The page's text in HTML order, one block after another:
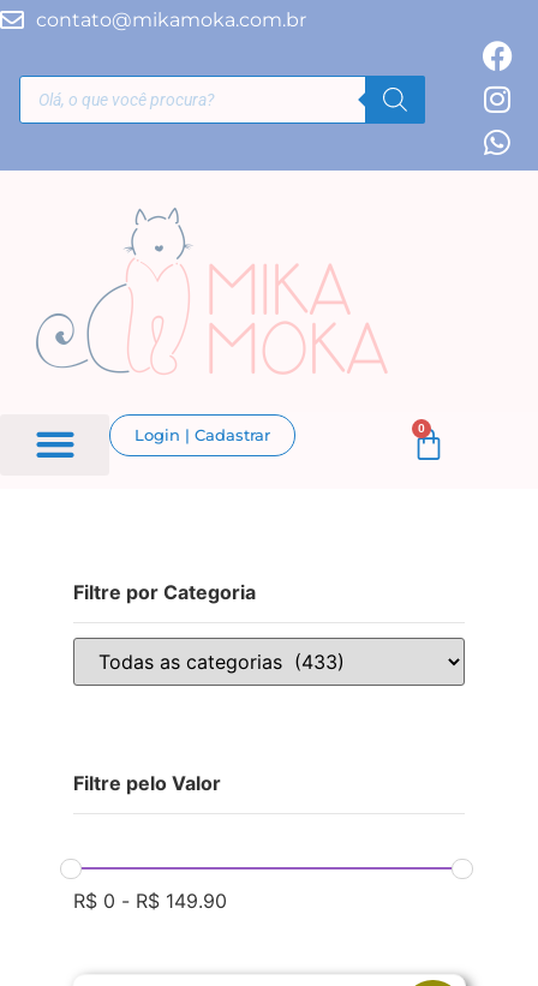
contato@mikamoka.com.br
Login | Cadastrar 0
Filtre por Categoria
Filtre pelo Valor
R$ 0 - R$ 149.90